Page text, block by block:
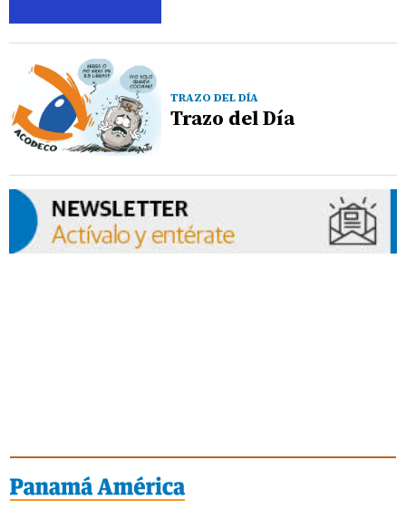
TRAZO DEL DÍA
Trazo del Día